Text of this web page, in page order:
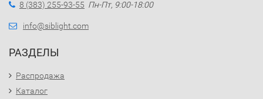
8 (383) 255-93-55 Пн-Пт, 9:00-18:00
info@siblight.com
РАЗДЕЛЫ
Распродажа
Каталог